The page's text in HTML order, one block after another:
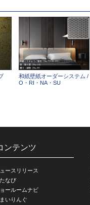
和紙壁紙オーダーシステム /
O・RI・NA・SU
ンテンツ
ースリリース
なび
ールームナビ
いりんぐ